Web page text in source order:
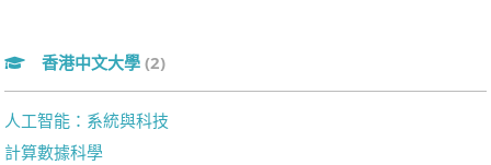
香港中文大學 (2)
人工智能：系統與科技
計算數據科學